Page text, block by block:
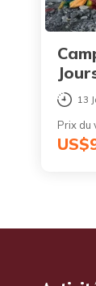
13
Prix du